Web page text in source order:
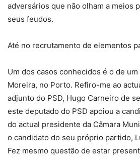
adversários que não olham a meios
seus feudos.
Até no recrutamento de elementos
Um dos casos conhecidos é o de
Moreira, no Porto. Refiro-me ao
adjunto do PSD, Hugo Carneiro de
este deputado do PSD apoiou a
do actual presidente da Câmara
o candidato do seu próprio partido,
Fez mesmo questão de estar